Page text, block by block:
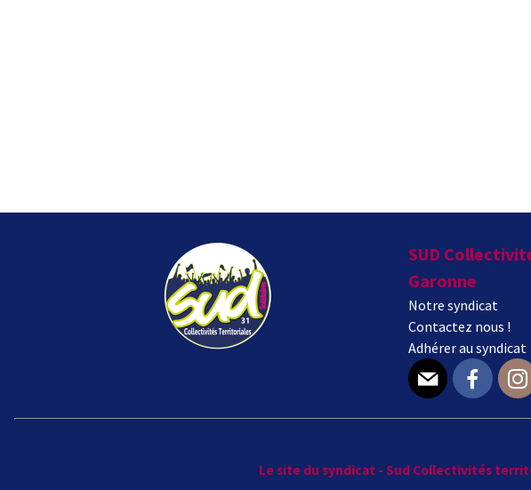
SUD
Garonne
Notre syndicat
Contactez nous !
Adhérer au syndicat
Le site du syndicat - Sud Collectivités